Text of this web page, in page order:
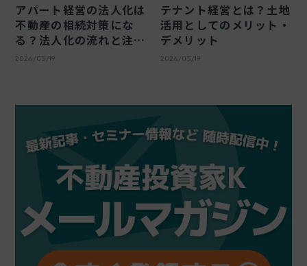
アパート経営の法人化は
不動産の相続対策にな
る？法人化の流れと注意
点
2026/05/19
テナント経営とは？土地
活用としてのメリット・
デメリット
2026/05/19